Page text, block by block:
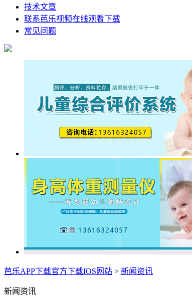
技术文章
联系芭乐视频在线观看下载
常见问题
芭乐APP下载官方下载IOS网站 > 新闻资讯
新闻资讯